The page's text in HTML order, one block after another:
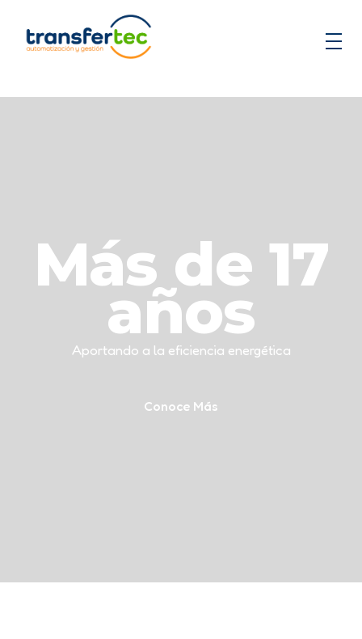
Más de 17
años
Aportando a la eficiencia energética
Conoce Más